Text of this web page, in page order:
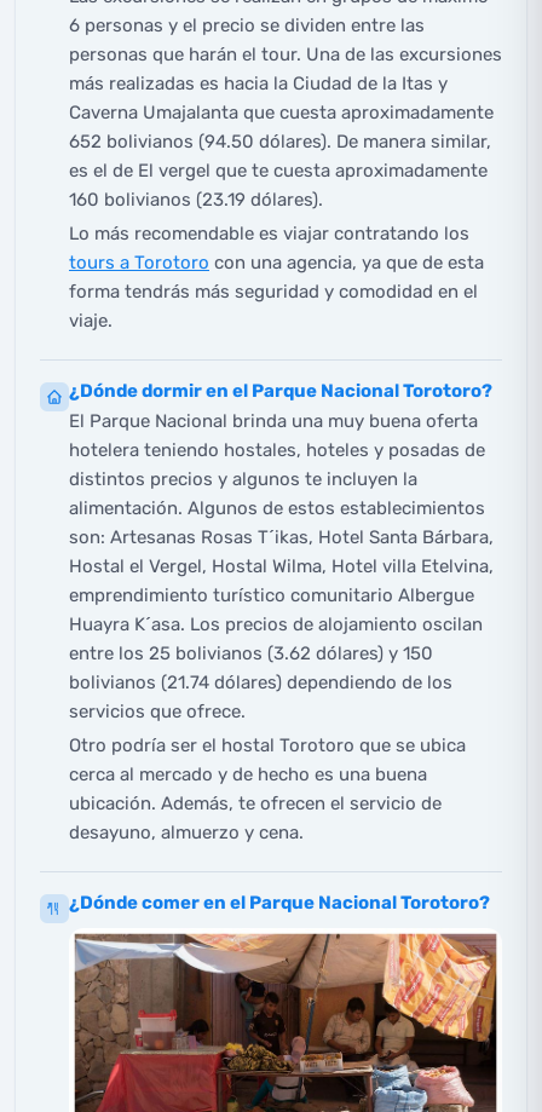
6 personas y el precio se dividen entre las
personas que harán el tour. Una de las excursiones
más realizadas es hacia la Ciudad de la Itas y
Caverna Umajalanta que cuesta aproximadamente
652 bolivianos (94.50 dólares). De manera similar,
es el de El vergel que te cuesta aproximadamente
160 bolivianos (23.19 dólares).
Lo más recomendable es viajar contratando los
tours a Torotoro con una agencia, ya que de esta
forma tendrás más seguridad y comodidad en el
viaje.
¿Dónde dormir en el Parque Nacional Torotoro?
El Parque Nacional brinda una muy buena oferta
hotelera teniendo hostales, hoteles y posadas de
distintos precios y algunos te incluyen la
alimentación. Algunos de estos establecimientos
son: Artesanas Rosas T´ikas, Hotel Santa Bárbara,
Hostal el Vergel, Hostal Wilma, Hotel villa Etelvina,
emprendimiento turístico comunitario Albergue
Huayra K´asa. Los precios de alojamiento oscilan
entre los 25 bolivianos (3.62 dólares) y 150
bolivianos (21.74 dólares) dependiendo de los
servicios que ofrece.
Otro podría ser el hostal Torotoro que se ubica
cerca al mercado y de hecho es una buena
ubicación. Además, te ofrecen el servicio de
desayuno, almuerzo y cena.
¿Dónde comer en el Parque Nacional Torotoro?